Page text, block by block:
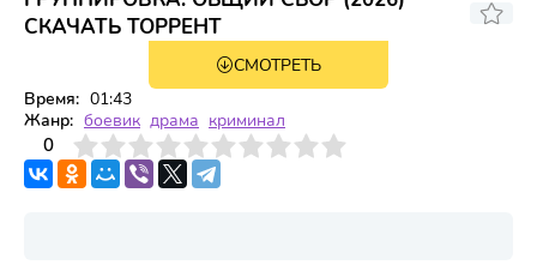
СКАЧАТЬ ТОРРЕНТ
СМОТРЕТЬ
Время: 01:43
Жанр: боевик драма криминал
0
4 6 7 8 9 10